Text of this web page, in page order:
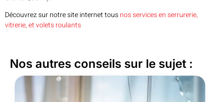
Découvrez sur notre site internet tousnos services en serrurerie,
vitrerie, et volets roulants
Nos autres conseils sur le sujet :